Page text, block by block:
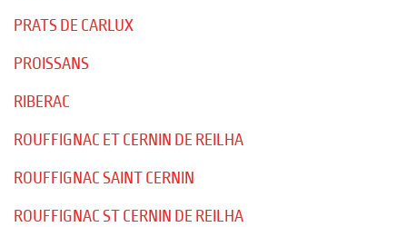
PRATS DE CARLUX
PROISSANS
RIBERAC
ROUFFIGNAC ET CERNIN DE REILHA
ROUFFIGNAC SAINT CERNIN
ROUFFIGNAC ST CERNIN DE REILHA